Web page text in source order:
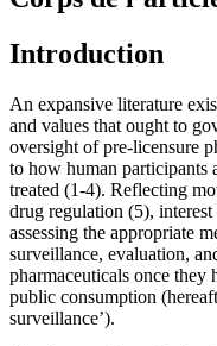
Introduction
An expansive literature
and values that ought to
oversight of pre-licensure
to how human participants
treated (1-4). Reflecting
drug regulation (5),
assessing the appropriate
surveillance, evaluation,
pharmaceuticals once they
public consumption
surveillance’).